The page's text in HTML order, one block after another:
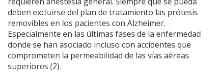
deben excluirse del plan de tratamiento las prótesis
removibles en los pacientes con Alzheimer.
Especialmente en las últimas fases de la enfermedad
donde se han asociado incluso con accidentes que
comprometen la permeabilidad de las vías aéreas
superiores (2).